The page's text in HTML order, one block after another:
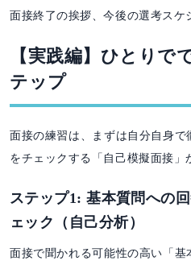
面接終了の挨拶、今後の選考スケ
【実践編】ひとりで
テップ
面接の練習は、まずは自分自身
をチェックする「自己模擬面接」
ステップ1: 基本質問への
ェック（自己分析）
面接で聞かれる可能性の高い「